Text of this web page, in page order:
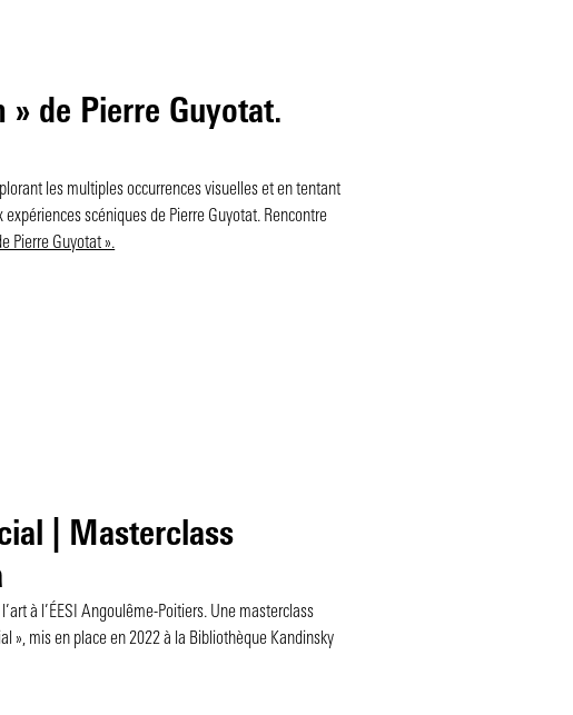
» de Pierre Guyotat.
les multiples occurrences visuelles et en tentant
scéniques de Pierre Guyotat. Rencontre
Pierre Guyotat ».
| Masterclass
à l’ÉESI Angoulême-Poitiers. Une masterclass
», mis en place en 2022 à la Bibliothèque Kandinsky